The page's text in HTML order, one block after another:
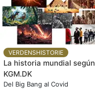
VERDENSHISTORIE
La historia mundial según
KGM.DK
Del Big Bang al Covid